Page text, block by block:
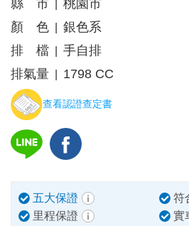
縣 市
桃園市
顏 色
銀色系
排 檔
手自排
排氣量
1798 CC
查看認證查定書
五大保證
符
里程保證
實